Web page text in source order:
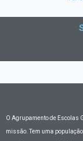
O Agrupamento de Escolas
missão. Tem uma